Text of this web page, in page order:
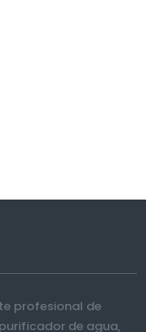
profesional de
de agua,